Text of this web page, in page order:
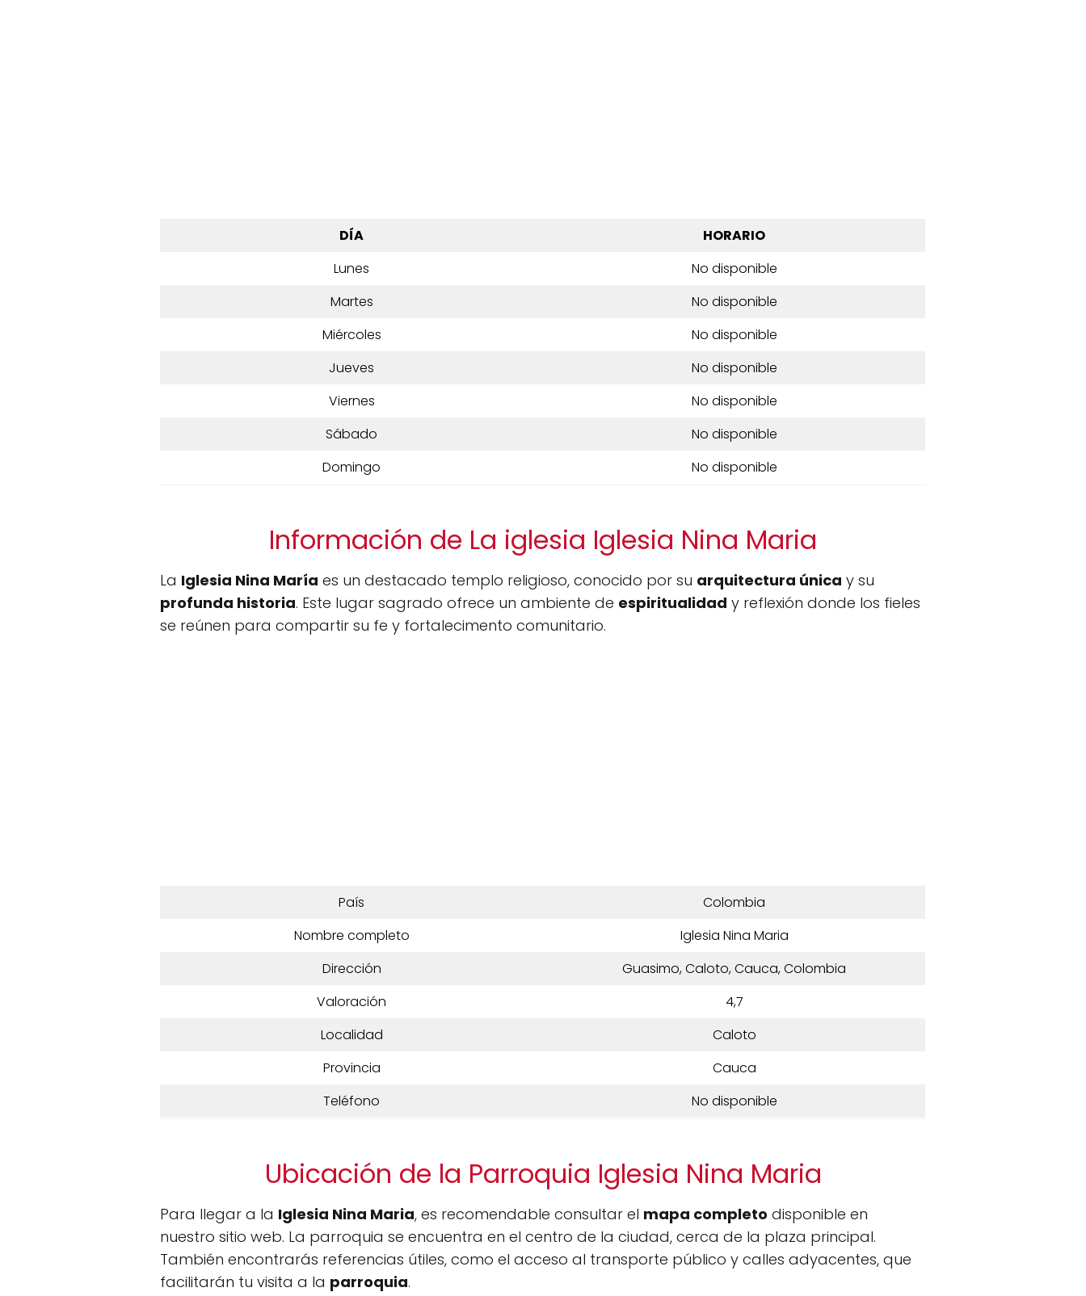
DÍA
HORARIO
Lunes
No disponible
Martes
No disponible
Miércoles
No disponible
Jueves
No disponible
Viernes
No disponible
Sábado
No disponible
Domingo
No disponible
Información de La iglesia Iglesia Nina Maria
La Iglesia Nina María es un destacado templo religioso, conocido por su arquitectura única y su
profunda historia. Este lugar sagrado ofrece un ambiente de espiritualidad y reflexión donde los fieles
se reúnen para compartir su fe y fortalecimento comunitario.
País
Colombia
Nombre completo
Iglesia Nina Maria
Dirección
Guasimo, Caloto, Cauca, Colombia
Valoración
4,7
Localidad
Caloto
Provincia
Cauca
Teléfono
No disponible
Ubicación de la Parroquia Iglesia Nina Maria
Para llegar a la Iglesia Nina Maria, es recomendable consultar el mapa completo disponible en
nuestro sitio web. La parroquia se encuentra en el centro de la ciudad, cerca de la plaza principal.
También encontrarás referencias útiles, como el acceso al transporte público y calles adyacentes, que
facilitarán tu visita a la parroquia.